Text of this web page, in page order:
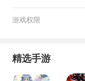
游戏权限
精选手游